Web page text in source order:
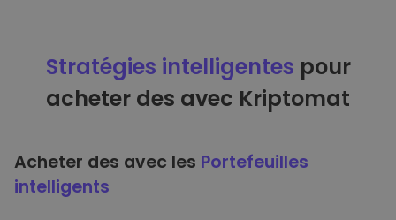
Stratégies intelligentes pour
acheter des avec Kriptomat
Acheter des avec les Portefeuilles
intelligents